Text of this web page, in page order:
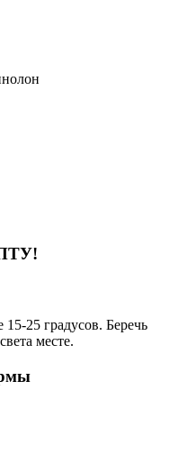
25 градусов. Беречь
месте.